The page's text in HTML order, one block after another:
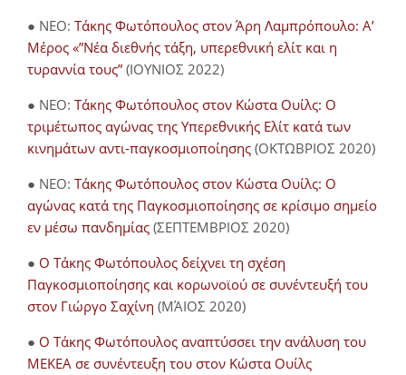
● NEO: Τάκης Φωτόπουλος στον Άρη Λαμπρόπουλο: Α’
Μέρος «”Νέα διεθνής τάξη, υπερεθνική ελίτ και η
τυραννία τους” (ΙΟΥΝΙΟΣ 2022)
● NEO: Τάκης Φωτόπουλος στον Κώστα Ουίλς: Ο
τριμέτωπος αγώνας της Υπερεθνικής Ελίτ κατά των
κινημάτων αντι-παγκοσμιοποίησης (ΟΚΤΩΒΡΙΟΣ 2020)
● NEO: Τάκης Φωτόπουλος στον Κώστα Ουίλς: Ο
αγώνας κατά της Παγκοσμιοποίησης σε κρίσιμο σημείο
εν μέσω πανδημίας (ΣΕΠΤΕΜΒΡΙΟΣ 2020)
● Ο Τάκης Φωτόπουλος δείχνει τη σχέση
Παγκοσμιοποίησης και κορωνοϊού σε συνέντευξή του
στον Γιώργο Σαχίνη (ΜΆΙΟΣ 2020)
● O Τάκης Φωτόπουλος αναπτύσσει την ανάλυση του
ΜΕΚΕΑ σε συνέντευξη του στον Κώστα Ουίλς